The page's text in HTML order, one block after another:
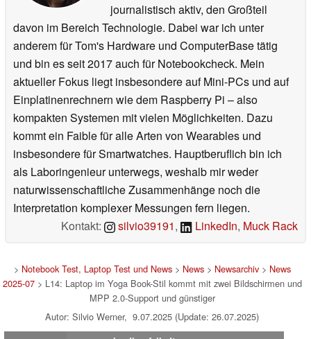
journalistisch aktiv, den Großteil
davon im Bereich Technologie. Dabei war ich unter
anderem für Tom's Hardware und ComputerBase tätig
und bin es seit 2017 auch für Notebookcheck. Mein
aktueller Fokus liegt insbesondere auf Mini-PCs und auf
Einplatinenrechnern wie dem Raspberry Pi – also
kompakten Systemen mit vielen Möglichkeiten. Dazu
kommt ein Faible für alle Arten von Wearables und
insbesondere für Smartwatches. Hauptberuflich bin ich
als Laboringenieur unterwegs, weshalb mir weder
naturwissenschaftliche Zusammenhänge noch die
Interpretation komplexer Messungen fern liegen.
Kontakt:
silvio39191, LinkedIn, Muck Rack
> Notebook Test, Laptop Test und News> News> Newsarchiv> News
2025-07> L14: Laptop im Yoga Book-Stil kommt mit zwei Bildschirmen und
MPP 2.0-Support und günstiger
Autor: Silvio Werner, 9.07.2025 (Update: 26.07.2025)